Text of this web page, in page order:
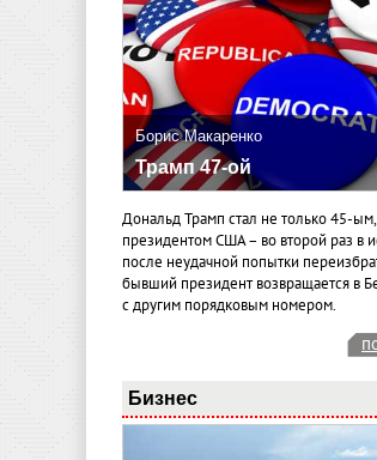
Борис Макаренко
Трамп 47-ой
Дональд Трамп стал не только 45-
президентом США – во второй раз в
после неудачной попытки
бывший президент возвращается в
с другим порядковым номером.
Бизнес